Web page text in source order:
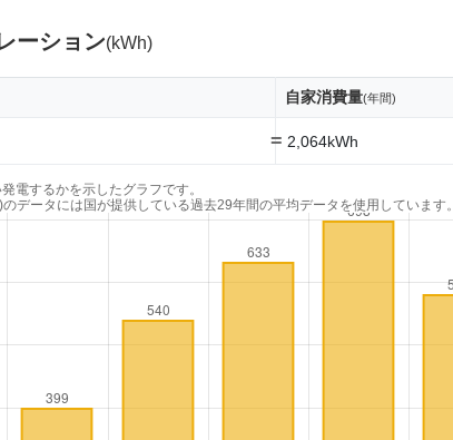
ーション(kWh)
自家消費量(年間)
= 2,064kWh
電するかを示したグラフです。
データには国が提供している過去29年間の平均データを使用しています。